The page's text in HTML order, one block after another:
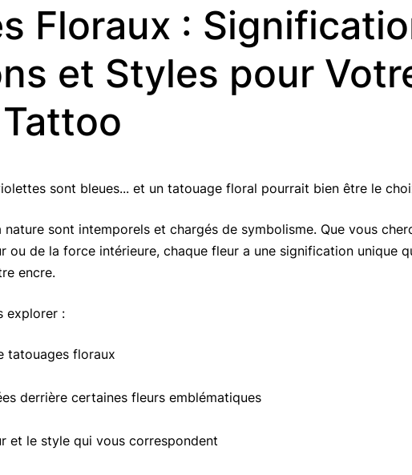
Floraux :
et Styles pour
sont bleues... et un tatouage floral pourrait bien être le
sont intemporels et chargés de symbolisme. Que vous
ou de la force intérieure, chaque fleur a une signification unique
encre.
explorer :
tatouages floraux
derrière certaines fleurs emblématiques
et le style qui vous correspondent